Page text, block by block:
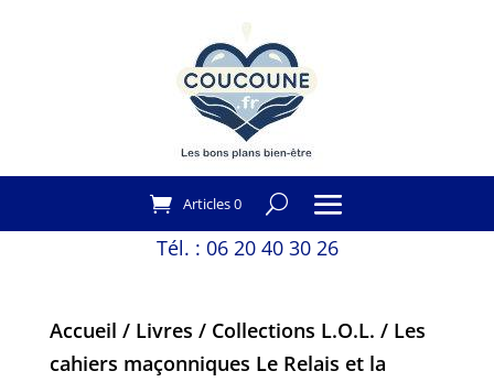
Articles 0
Tél. : 06 20 40 30 26
Accueil / Livres / Collections L.O.L. / Les
cahiers maçonniques Le Relais et la